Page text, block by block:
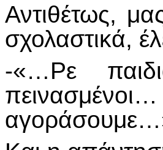
Αντιθέτως,
σχολαστικά,
-«…Ρε